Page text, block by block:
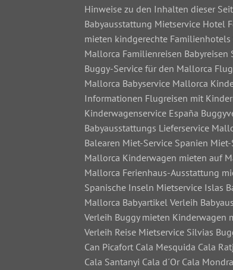
Hinweise zu den Inhalten dieser
Babyausstattung Mietservice Hotel
mieten kindgerechte
Mallorca Familienreisen
Buggy-Service für den Mallorca
Mallorca Babyservice Mallorca
Informationen Flugreisen mit
Kinderwagenservice España
Babyausstattungs Lieferservice
Balearen Miet-Service Spanien
Mallorca Kinderwagen mieten auf
Mallorca Ferienhaus-Ausstattung
Spanische Inseln Mietservice Islas
Mallorca Babyartikel Verleih
Verleih Buggy mieten Kinderwagen
Verleih Reise Mietservice Silvias
Can Picafort Cala Mesquida Cala
Cala Santanyi Cala d´Or Cala